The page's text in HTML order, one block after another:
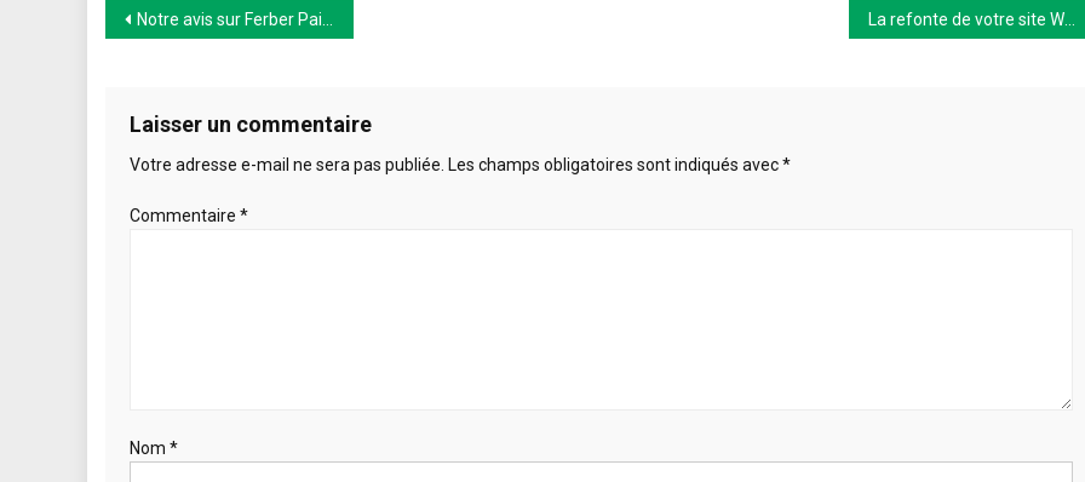
Navigation
l’article
Notre avis sur Ferber Painting
Laisser un commentaire
Votre adresse e-mail ne sera pas publiée. Les champs obligatoires sont indiqués avec*
Commentaire *
Nom *